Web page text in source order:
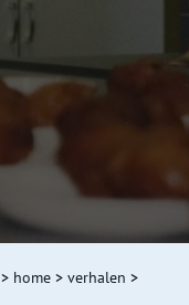
> home > verhalen >